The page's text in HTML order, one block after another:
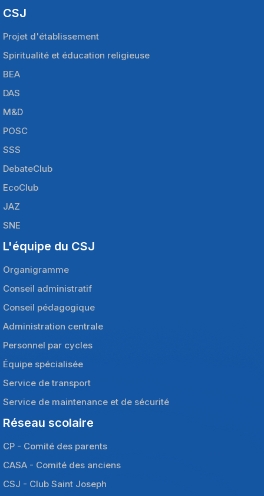
CSJ
Projet d'établissement
Spiritualité et éducation religieuse
BEA
DAS
M&D
POSC
SSS
DebateClub
EcoClub
JAZ
SNE
L'équipe du CSJ
Organigramme
Conseil administratif
Conseil pédagogique
Administration centrale
Personnel par cycles
Équipe spécialisée
Service de transport
Service de maintenance et de sécurité
Réseau scolaire
CP - Comité des parents
CASA - Comité des anciens
CSJ - Club Saint Joseph